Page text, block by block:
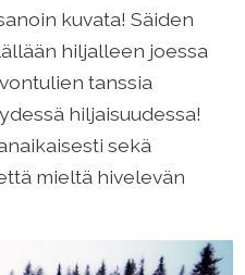
kuvata! Säiden
hiljalleen joessa
tanssia
hiljaisuudessa!
sekä
mieltä hivelevän